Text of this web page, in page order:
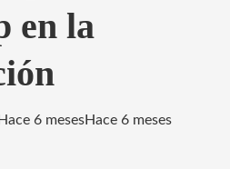
en la
Hace 6 mesesHace 6 meses